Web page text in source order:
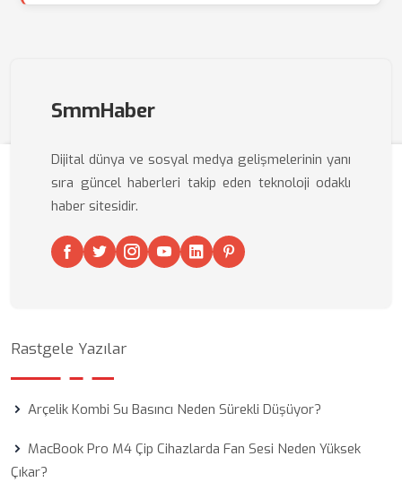
SmmHaber
Dijital dünya ve sosyal medya gelişmelerinin yanı
sıra güncel haberleri takip eden teknoloji odaklı
haber sitesidir.
Rastgele Yazılar
Arçelik Kombi Su Basıncı Neden Sürekli Düşüyor?
MacBook Pro M4 Çip Cihazlarda Fan Sesi Neden Yüksek
Çıkar?